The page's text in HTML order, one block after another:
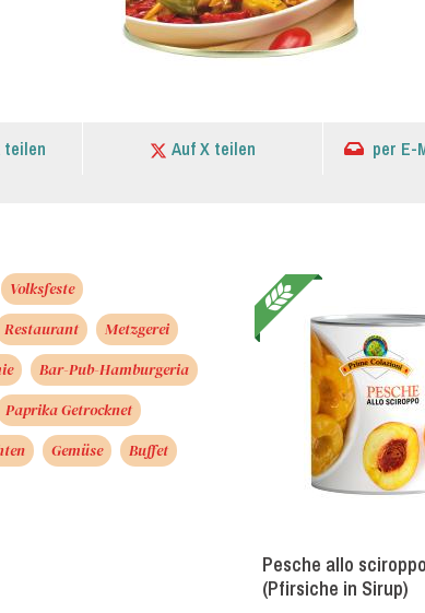
teilen Auf X teilen per E-
Volksfeste
Restaurant
Metzgerei
Bar-Pub-Hamburgeria
Paprika Getrocknet
Gemüse
Buffet
Pesche allo sciroppo
(Pfirsiche in Sirup)